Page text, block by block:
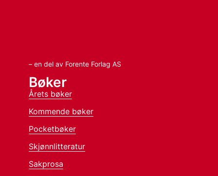
– en del av Forente Forlag AS
Bøker
Årets bøker
Kommende bøker
Pocketbøker
Skjønnlitteratur
Sakprosa